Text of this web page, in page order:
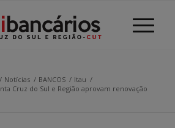
/ Notícias / BANCOS / Itau /
Cruz do Sul e Região aprovam renovação